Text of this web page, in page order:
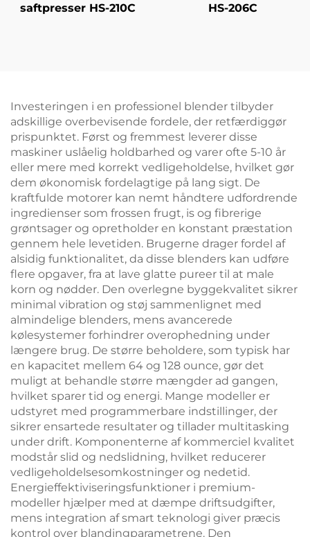
saftpresser HS-210C
HS-206C
Investeringen i en professionel blender tilbyder
adskillige overbevisende fordele, der retfærdiggør
prispunktet. Først og fremmest leverer disse
maskiner uslåelig holdbarhed og varer ofte 5-10 år
eller mere med korrekt vedligeholdelse, hvilket gør
dem økonomisk fordelagtige på lang sigt. De
kraftfulde motorer kan nemt håndtere udfordrende
ingredienser som frossen frugt, is og fibrerige
grøntsager og opretholder en konstant præstation
gennem hele levetiden. Brugerne drager fordel af
alsidig funktionalitet, da disse blenders kan udføre
flere opgaver, fra at lave glatte pureer til at male
korn og nødder. Den overlegne byggekvalitet sikrer
minimal vibration og støj sammenlignet med
almindelige blenders, mens avancerede
kølesystemer forhindrer overophedning under
længere brug. De større beholdere, som typisk har
en kapacitet mellem 64 og 128 ounce, gør det
muligt at behandle større mængder ad gangen,
hvilket sparer tid og energi. Mange modeller er
udstyret med programmerbare indstillinger, der
sikrer ensartede resultater og tillader multitasking
under drift. Komponenterne af kommerciel kvalitet
modstår slid og nedslidning, hvilket reducerer
vedligeholdelsesomkostninger og nedetid.
Energieffektiviseringsfunktioner i premium-
modeller hjælper med at dæmpe driftsudgifter,
mens integration af smart teknologi giver præcis
kontrol over blandingparametrene. Den